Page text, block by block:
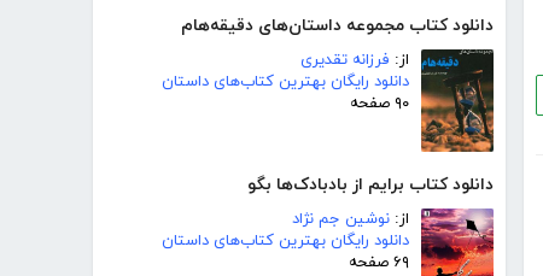
دانلود کتاب مجموعه داستان‌های دقیقه‌هام
از: فرزانه تقدیری
دانلود رایگان بهترین کتاب‌های داستان
۹۰ صفحه
دانلود کتاب برایم از بادبادک‌ها بگو
از: نوشین جم نژاد
دانلود رایگان بهترین کتاب‌های داستان
۶۹ صفحه